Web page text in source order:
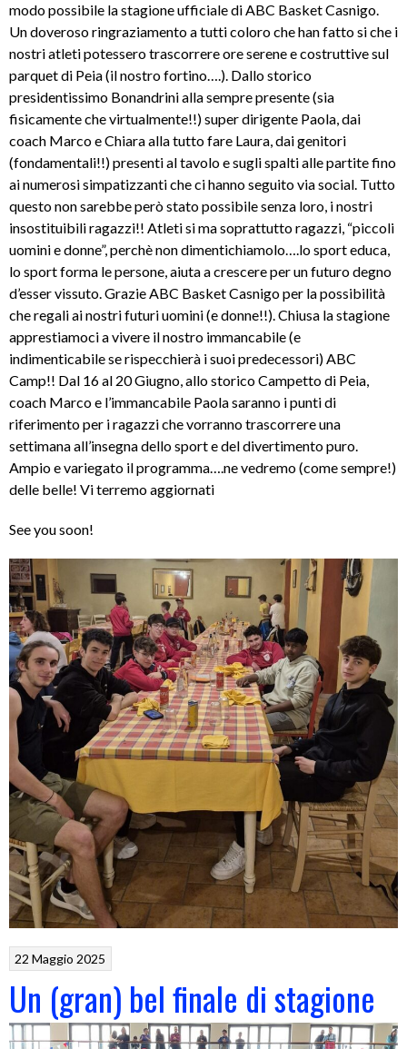
modo possibile la stagione ufficiale di ABC Basket Casnigo.
Un doveroso ringraziamento a tutti coloro che han fatto si che i
nostri atleti potessero trascorrere ore serene e costruttive sul
parquet di Peia (il nostro fortino….). Dallo storico
presidentissimo Bonandrini alla sempre presente (sia
fisicamente che virtualmente!!) super dirigente Paola, dai
coach Marco e Chiara alla tutto fare Laura, dai genitori
(fondamentali!!) presenti al tavolo e sugli spalti alle partite fino
ai numerosi simpatizzanti che ci hanno seguito via social. Tutto
questo non sarebbe però stato possibile senza loro, i nostri
insostituibili ragazzi!! Atleti si ma soprattutto ragazzi, “piccoli
uomini e donne”, perchè non dimentichiamolo….lo sport educa,
lo sport forma le persone, aiuta a crescere per un futuro degno
d’esser vissuto. Grazie ABC Basket Casnigo per la possibilità
che regali ai nostri futuri uomini (e donne!!). Chiusa la stagione
apprestiamoci a vivere il nostro immancabile (e
indimenticabile se rispecchierà i suoi predecessori) ABC
Camp!! Dal 16 al 20 Giugno, allo storico Campetto di Peia,
coach Marco e l’immancabile Paola saranno i punti di
riferimento per i ragazzi che vorranno trascorrere una
settimana all’insegna dello sport e del divertimento puro.
Ampio e variegato il programma….ne vedremo (come sempre!)
delle belle! Vi terremo aggiornati
See you soon!
22 Maggio 2025
Un (gran) bel finale di stagione